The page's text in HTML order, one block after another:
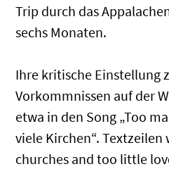
Trip durch das
sechs Monaten.
Ihre kritische Einstellung
Vorkommnissen auf der
etwa in den Song „Too
viele Kirchen“. Textzeilen
churches and too little